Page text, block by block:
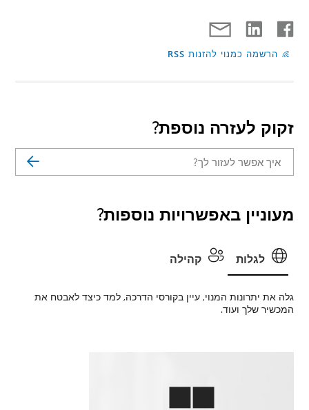
הרשמה כמנוי להזנות RSS
זקוק לעזרה נוספת?
מעוניין באפשרויות נוספות?
לגלות קהילה
גלה את יתרונות המנוי, עיין בקורסי הדרכה, למד כיצד לאבטח את
המכשיר שלך ועוד.